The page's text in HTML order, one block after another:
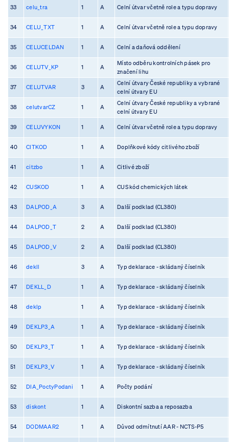
33 celu_tra 1 A Celní útvar včetně role a typu dopravy
34 CELU_TXT 1 A Celní útvar včetně role a typu dopravy
35 CELUCELDAN 1 A Celní a daňová oddělení
36 CELUTV_KP 1 A
Místo odběru kontrolních pásek pro
značení lihu
37 CELUTVAR 3 A
Celní útvary České republiky a vybrané
celní útvary EU
38 celutvarCZ 1 A
Celní útvary České republiky a vybrané
celní útvary EU
39 CELUVYKON 1 A Celní útvar včetně role a typu dopravy
40 CITKOD 1 A Doplňkové kódy citlivého zboží
41 citzbo 1 A Citlivé zboží
42 CUSKOD 1 A CUS kód chemických látek
43 DALPOD_A 3 A Další podklad (CL380)
44 DALPOD_T 2 A Další podklad (CL380)
45 DALPOD_V 2 A Další podklad (CL380)
46 dekll 3 A Typ deklarace - skládaný číselník
47 DEKLL_D 1 A Typ deklarace - skládaný číselník
48 deklp 1 A Typ deklarace - skládaný číselník
49 DEKLP3_A 1 A Typ deklarace - skládaný číselník
50 DEKLP3_T 1 A Typ deklarace - skládaný číselník
51 DEKLP3_V 1 A Typ deklarace - skládaný číselník
52 DIA_PoctyPodani 1 A Počty podání
53 diskont 1 A Diskontní sazba a reposazba
54 DODMAAR2 1 A Důvod odmítnutí AAR - NCTS-P5